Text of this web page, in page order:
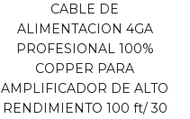
CABLE DE
ALIMENTACION 4GA
PROFESIONAL 100%
COPPER PARA
AMPLIFICADOR DE ALTO
RENDIMIENTO 100 ft/ 30